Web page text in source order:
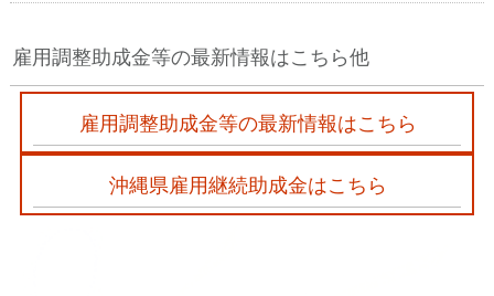
雇用調整助成金等の最新情報はこちら他
雇用調整助成金等の最新情報はこちら
沖縄県雇用継続助成金はこちら